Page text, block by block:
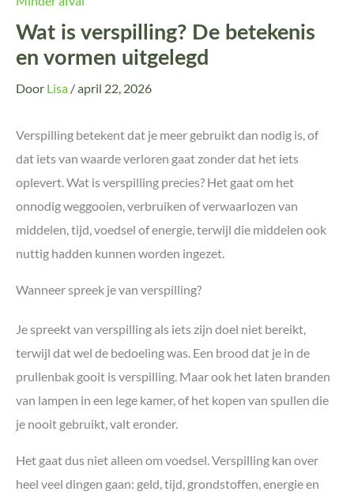
Wat is verspilling? De betekenis
en vormen uitgelegd
Door Lisa /april 22, 2026
Verspilling betekent dat je meer gebruikt dan nodig is, of
dat iets van waarde verloren gaat zonder dat het iets
oplevert. Wat is verspilling precies? Het gaat om het
onnodig weggooien, verbruiken of verwaarlozen van
middelen, tijd, voedsel of energie, terwijl die middelen ook
nuttig hadden kunnen worden ingezet.
Wanneer spreek je van verspilling?
Je spreekt van verspilling als iets zijn doel niet bereikt,
terwijl dat wel de bedoeling was. Een brood dat je in de
prullenbak gooit is verspilling. Maar ook het laten branden
van lampen in een lege kamer, of het kopen van spullen die
je nooit gebruikt, valt eronder.
Het gaat dus niet alleen om voedsel. Verspilling kan over
heel veel dingen gaan: geld, tijd, grondstoffen, energie en